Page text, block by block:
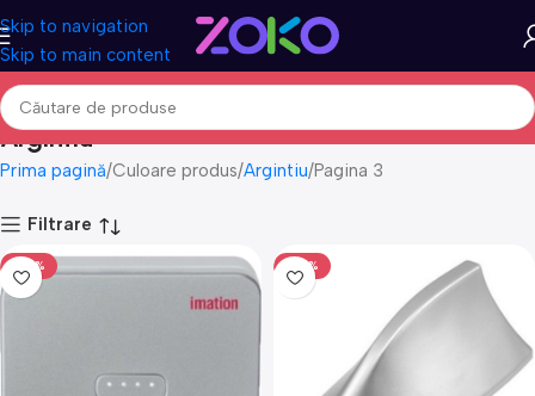
Skip to navigation
Skip to main content
Argintiu
Prima pagină Culoare produs Argintiu Pagina 3
Filtrare
-50% -50%